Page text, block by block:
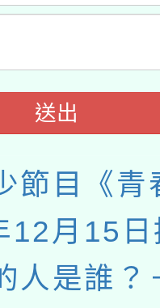
送出
節目《青
12月15
人是誰？